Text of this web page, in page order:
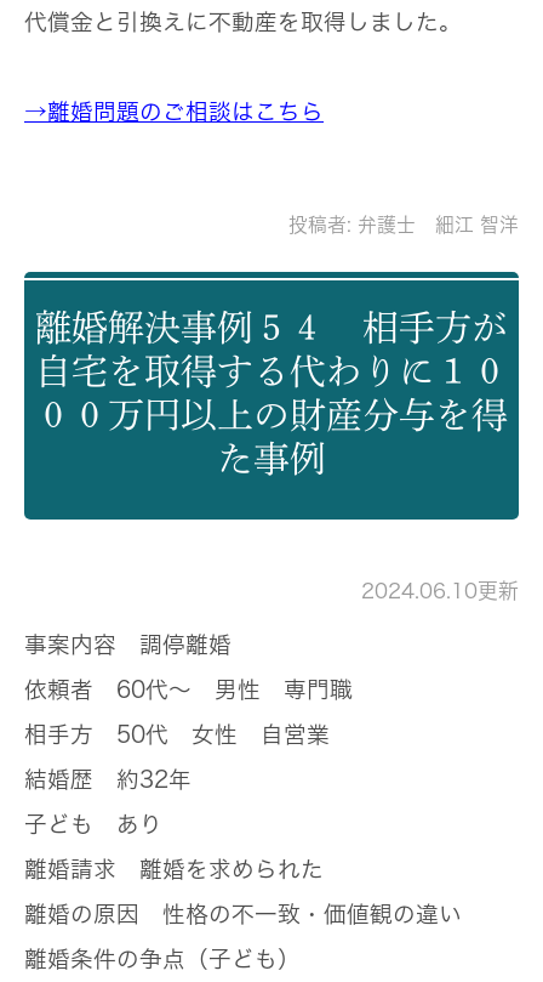
代償金と引換えに不動産を取得しました。
→離婚問題のご相談はこちら
投稿者: 弁護士 細江 智洋
離婚解決事例５４ 相手方が
自宅を取得する代わりに１０
００万円以上の財産分与を得
た事例
2024.06.10更新
事案内容 調停離婚
依頼者 60代～ 男性 専門職
相手方 50代 女性 自営業
結婚歴 約32年
子ども あり
離婚請求 離婚を求められた
離婚の原因 性格の不一致・価値観の違い
離婚条件の争点（子ども）